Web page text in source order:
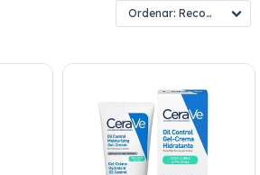
Recomendados